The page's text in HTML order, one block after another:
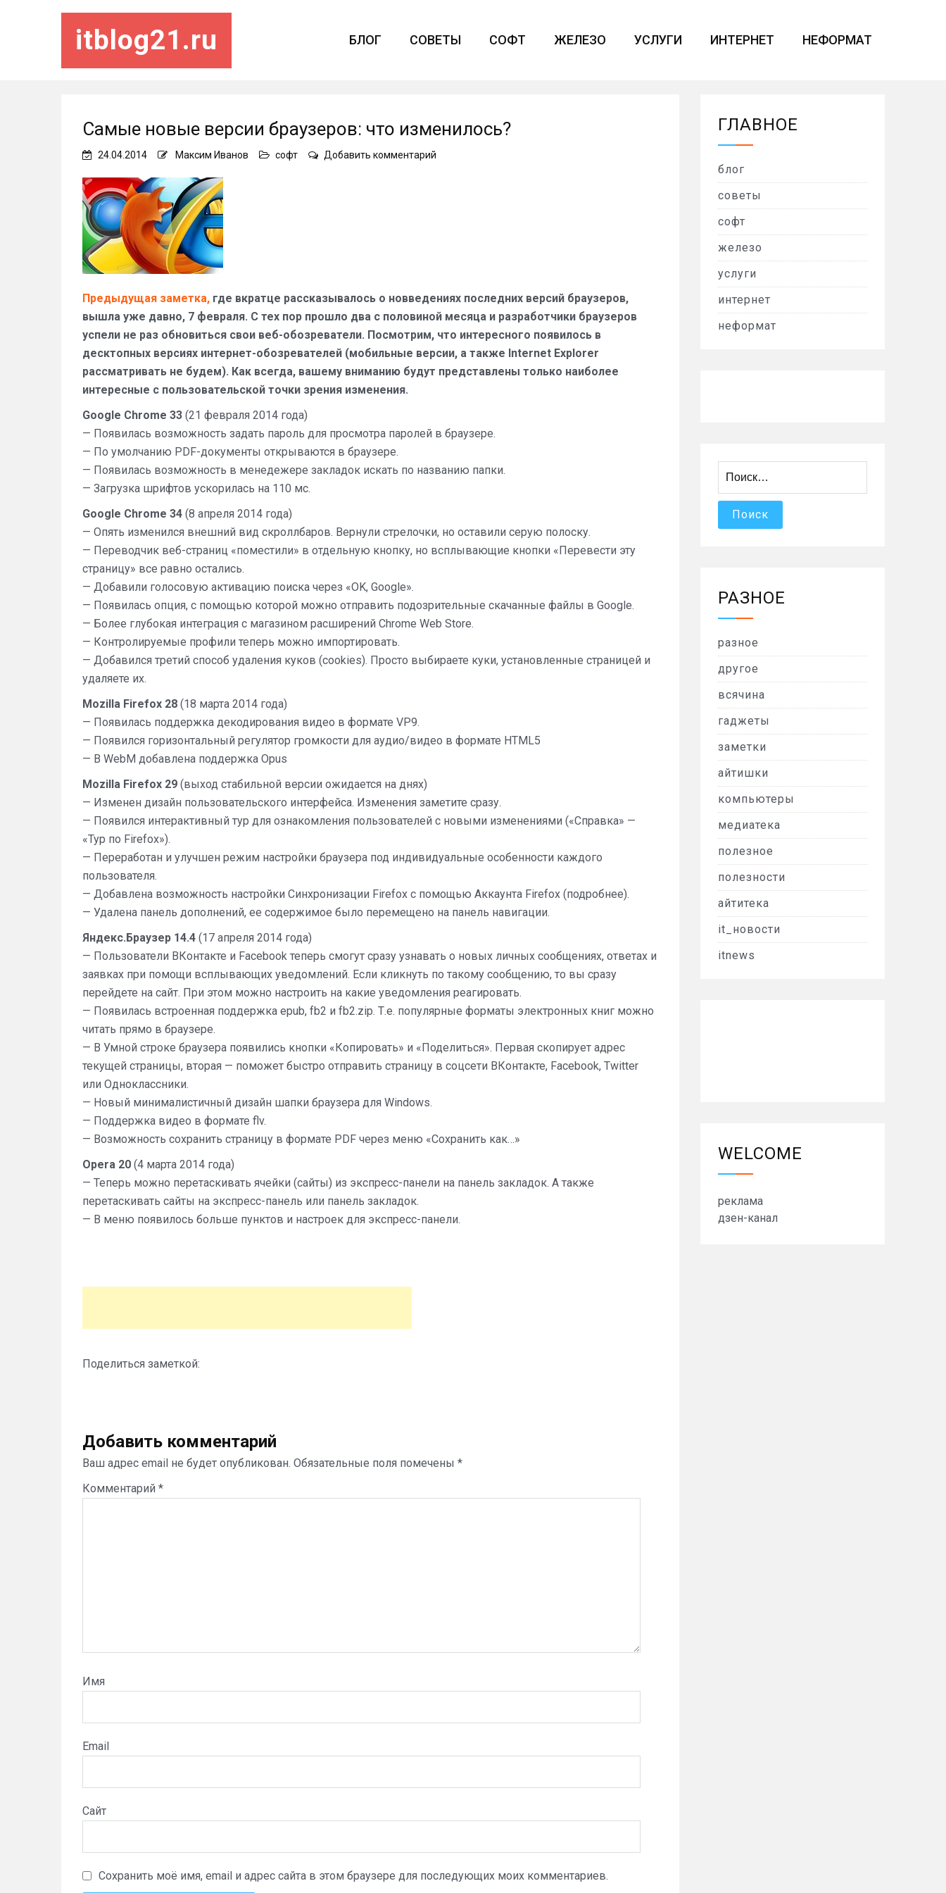
itblog21.ru БЛОГ СОВЕТЫ СОФТ ЖЕЛЕЗО УСЛУГИ ИНТЕРНЕТ НЕФОРМАТ
Самые новые версии браузеров: что изменилось?
24.04.2014 Максим Иванов софт Добавить комментарий
Предыдущая заметка, где вкратце рассказывалось о новведениях последних версий браузеров,
вышла уже давно, 7 февраля. С тех пор прошло два с половиной месяца и разработчики браузеров
успели не раз обновиться свои веб-обозреватели. Посмотрим, что интересного появилось в
десктопных версиях интернет-обозревателей (мобильные версии, а также Internet Explorer
рассматривать не будем). Как всегда, вашему вниманию будут представлены только наиболее
интересные с пользовательской точки зрения изменения.
Google Chrome 33 (21 февраля 2014 года)
— Появилась возможность задать пароль для просмотра паролей в браузере.
— По умолчанию PDF-документы открываются в браузере.
— Появилась возможность в менедежере закладок искать по названию папки.
— Загрузка шрифтов ускорилась на 110 мс.
Google Chrome 34 (8 апреля 2014 года)
— Опять изменился внешний вид скроллбаров. Вернули стрелочки, но оставили серую полоску.
— Переводчик веб-страниц «поместили» в отдельную кнопку, но всплывающие кнопки «Перевести эту
страницу» все равно остались.
— Добавили голосовую активацию поиска через «OK, Google».
— Появилась опция, с помощью которой можно отправить подозрительные скачанные файлы в Google.
— Более глубокая интеграция с магазином расширений Chrome Web Store.
— Контролируемые профили теперь можно импортировать.
— Добавился третий способ удаления куков (cookies). Просто выбираете куки, установленные страницей и
удаляете их.
Mozilla Firefox 28 (18 марта 2014 года)
— Появилась поддержка декодирования видео в формате VP9.
— Появился горизонтальный регулятор громкости для аудио/видео в формате HTML5
— В WebM добавлена поддержка Opus
Mozilla Firefox 29 (выход стабильной версии ожидается на днях)
— Изменен дизайн пользовательского интерфейса. Изменения заметите сразу.
— Появился интерактивный тур для ознакомления пользователей с новыми изменениями («Справка» —
«Тур по Firefox»).
— Переработан и улучшен режим настройки браузера под индивидуальные особенности каждого
пользователя.
— Добавлена возможность настройки Синхронизации Firefox с помощью Аккаунта Firefox (подробнее).
— Удалена панель дополнений, ее содержимое было перемещено на панель навигации.
Яндекс.Браузер 14.4 (17 апреля 2014 года)
— Пользователи ВКонтакте и Facebook теперь смогут сразу узнавать о новых личных сообщениях, ответах и
заявках при помощи всплывающих уведомлений. Если кликнуть по такому сообщению, то вы сразу
перейдете на сайт. При этом можно настроить на какие уведомления реагировать.
— Появилась встроенная поддержка epub, fb2 и fb2.zip. Т.е. популярные форматы электронных книг можно
читать прямо в браузере.
— В Умной строке браузера появились кнопки «Копировать» и «Поделиться». Первая скопирует адрес
текущей страницы, вторая — поможет быстро отправить страницу в соцсети ВКонтакте, Facebook, Twitter
или Одноклассники.
— Новый минималистичный дизайн шапки браузера для Windows.
— Поддержка видео в формате flv.
— Возможность сохранить страницу в формате PDF через меню «Сохранить как…»
Opera 20 (4 марта 2014 года)
— Теперь можно перетаскивать ячейки (сайты) из экспресс-панели на панель закладок. А также
перетаскивать сайты на экспресс-панель или панель закладок.
— В меню появилось больше пунктов и настроек для экспресс-панели.
Поделиться заметкой:
Добавить комментарий
Ваш адрес email не будет опубликован. Обязательные поля помечены *
Комментарий *
Имя
Email
Сайт
Сохранить моё имя, email и адрес сайта в этом браузере для последующих моих комментариев.
ГЛАВНОЕ
блог
советы
софт
железо
услуги
интернет
неформат
РАЗНОЕ
разное
другое
всячина
гаджеты
заметки
айтишки
компьютеры
медиатека
полезное
полезности
айтитека
it_новости
itnews
WELCOME
реклама
дзен-канал